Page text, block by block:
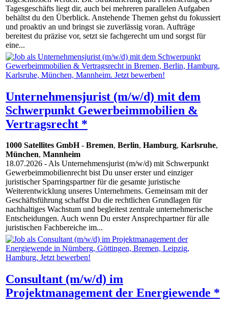
Tagesgeschäfts liegt dir, auch bei mehreren parallelen Aufgaben
behältst du den Überblick. Anstehende Themen gehst du fokussiert
und proaktiv an und bringst sie zuverlässig voran. Aufträge
bereitest du präzise vor, setzt sie fachgerecht um und sorgst für
eine...
Unternehmensjurist (m/w/d) mit dem
Schwerpunkt Gewerbeimmobilien &
Vertragsrecht *
1000 Satellites GmbH- Bremen, Berlin, Hamburg, Karlsruhe,
München, Mannheim
18.07.2026 - Als Unternehmensjurist (m/w/d) mit Schwerpunkt
Gewerbeimmobilienrecht bist Du unser erster und einziger
juristischer Sparringspartner für die gesamte juristische
Weiterentwicklung unseres Unternehmens. Gemeinsam mit der
Geschäftsführung schaffst Du die rechtlichen Grundlagen für
nachhaltiges Wachstum und begleitest zentrale unternehmerische
Entscheidungen. Auch wenn Du erster Ansprechpartner für alle
juristischen Fachbereiche im...
Consultant (m/w/d) im
Projektmanagement der Energiewende *